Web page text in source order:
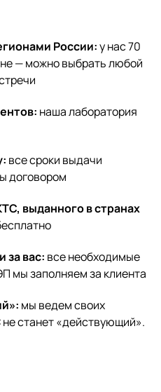
России:у нас 70
— можно выбрать любой
наша лаборатория
все сроки выдачи
договором
выданного в странах
за вас: все необходимые
мы заполняем за клиента
мы ведем своих
станет «действующий».